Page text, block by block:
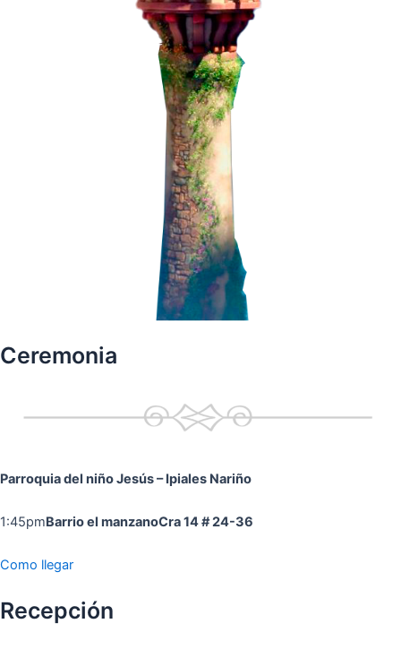
Ceremonia
Parroquia del niño Jesús– Ipiales Nariño
1:45pmBarrio el manzanoCra 14 # 24-36
Como llegar
Recepción